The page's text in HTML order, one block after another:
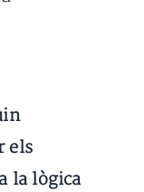
els
la lògica